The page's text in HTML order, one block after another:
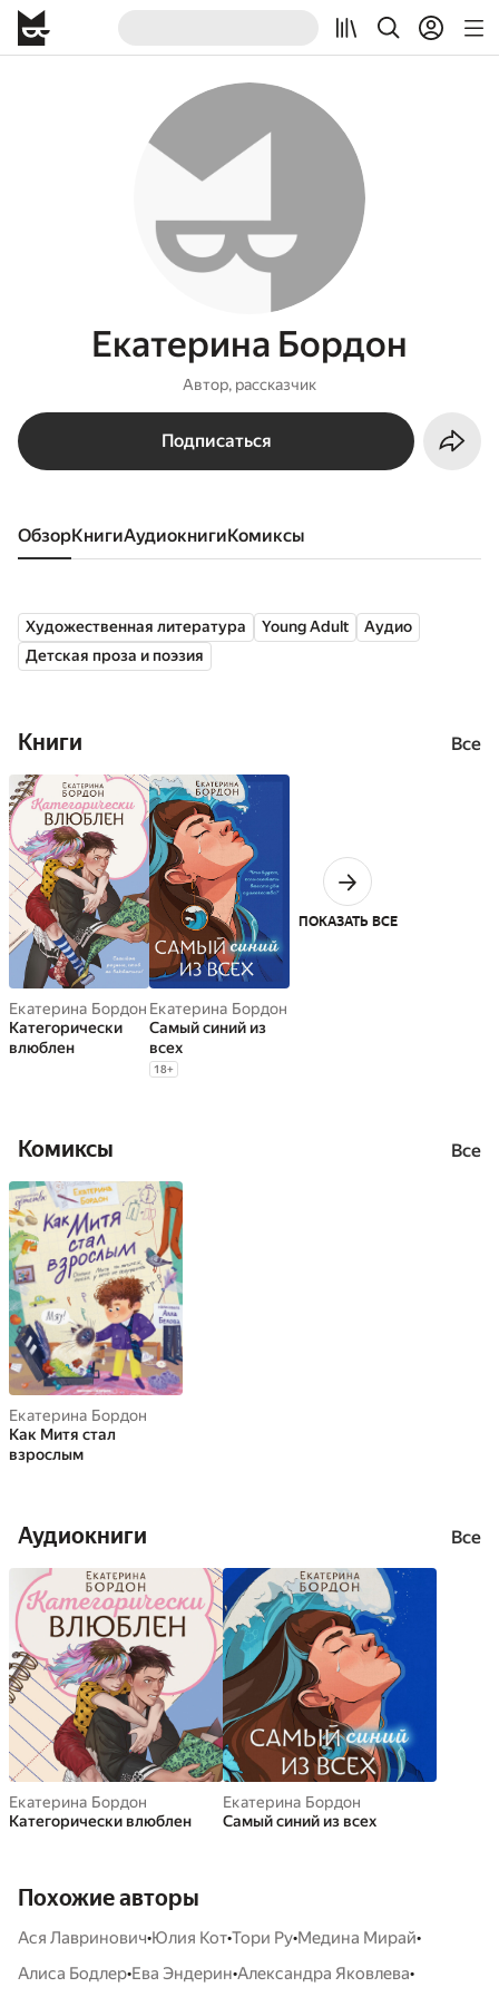
Екатерина Бордон
Автор, рассказчик
Подписаться
Обзор книги аудиокниги комиксы
Художественная литература Young Adult
Аудио
Детская проза и поэзия
Книги Все
Екатерина Бордон
Категорически
влюблен
Екатерина Бордон
Самый синий из
всех
18+
ПОКАЗАТЬ ВСЕ
Комиксы Все
Екатерина Бордон
Как Митя стал
взрослым
Аудиокниги Все
Екатерина Бордон
Категорически влюблен
Екатерина Бордон
Самый синий из всех
Похожие авторы
Ася Лавринович•Юлия Кот•Тори Ру•Медина Мирай•
Алиса Бодлер•Ева Эндерин•Александра Яковлева•